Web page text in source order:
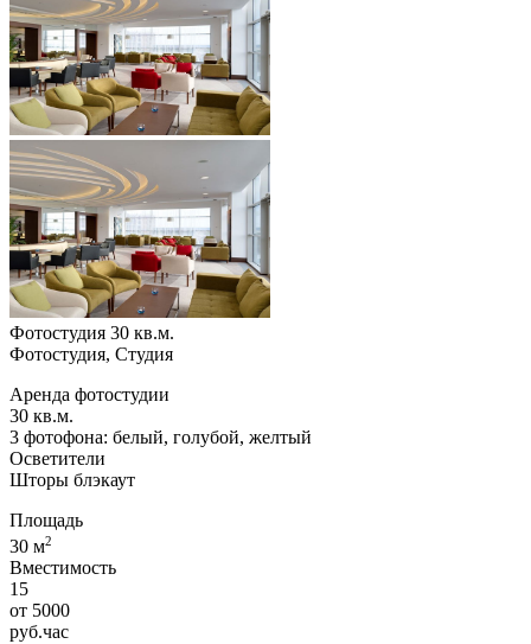
Фотостудия 30 кв.м.
Фотостудия, Студия
Аренда фотостудии
30 кв.м.
3 фотофона: белый, голубой, желтый
Осветители
Шторы блэкаут
Площадь
30 м2
Вместимость
15
от 5000
руб.час